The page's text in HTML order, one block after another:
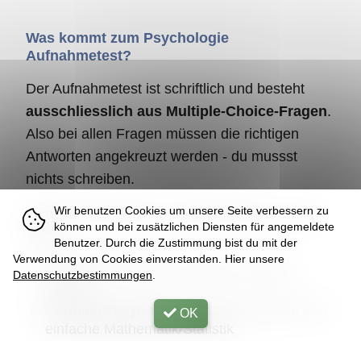
Was kommt zum Psychologie
Aufnahmetest?
Der Aufnahmetest ist schriftlich und besteht
ausschliesslich aus Multiple-Choice-Fragen.
Also bei allen Fragen müssen die richtigen
Antworten angekreuzt werden - du mussst
nichts schreiben.
Insgesamt besteht der Aufnahmetest aus drei
Teilen:
Theorie:Lernen des Skriptes "Psycho ...
Formal/Analytisch:Logisches Denken und
einfache Mathematik/Statistik
Wir benutzen Cookies um unsere Seite verbessern zu
können und bei zusätzlichen Diensten für angemeldete
Benutzer. Durch die Zustimmung bist du mit der
Verwendung von Cookies einverstanden. Hier unsere
Datenschutzbestimmungen
OK